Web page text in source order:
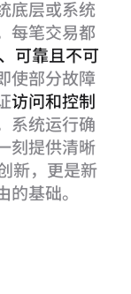
底层或系统
每笔交易都
可靠且不可
使部分故障
访问和控制
系统运行确
刻提供清晰
新，更是新
基础。